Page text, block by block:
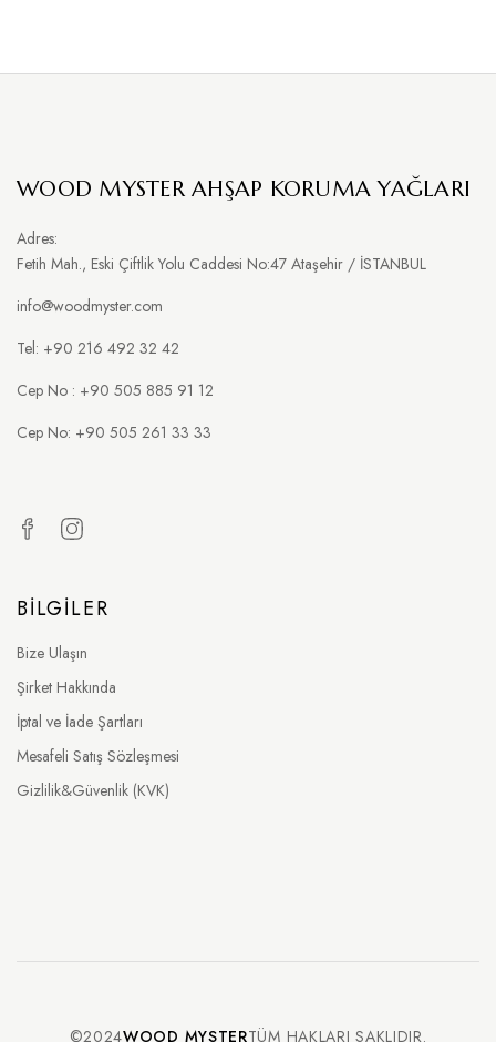
WOOD MYSTER AHŞAP KORUMA YAĞLARI
Adres:
Fetih Mah., Eski Çiftlik Yolu Caddesi No:47 Ataşehir / İSTANBUL
info@woodmyster.com
Tel: +90 216 492 32 42
Cep No : +90 505 885 91 12
Cep No: +90 505 261 33 33
BILGILER
Bize Ulaşın
Şirket Hakkında
İptal ve İade Şartları
Mesafeli Satış Sözleşmesi
Gizlilik&Güvenlik (KVK)
©2024WOOD MYSTERTÜM HAKLARI SAKLIDIR.